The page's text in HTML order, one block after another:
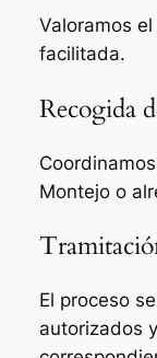
Valoramos
facilitada.
Recogida
Montejo o
El proceso
autorizados